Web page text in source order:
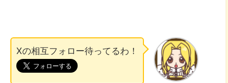
Xの相互フォロー待ってるわ！